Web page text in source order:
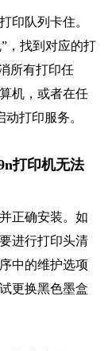
印队列卡住。
，找到对应的打
所有打印任
机，或者在任
打印服务。
打印机无法
正确安装。如
进行打印头清
中的维护选项
更换黑色墨盒